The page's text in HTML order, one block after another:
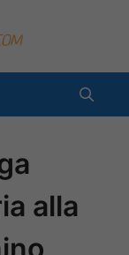
alla